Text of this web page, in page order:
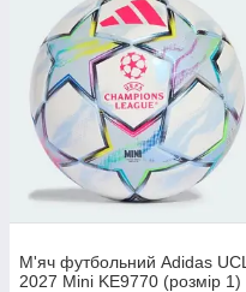
М'яч футбольний Adidas UCL
2027 Mini KE9770 (розмір 1)